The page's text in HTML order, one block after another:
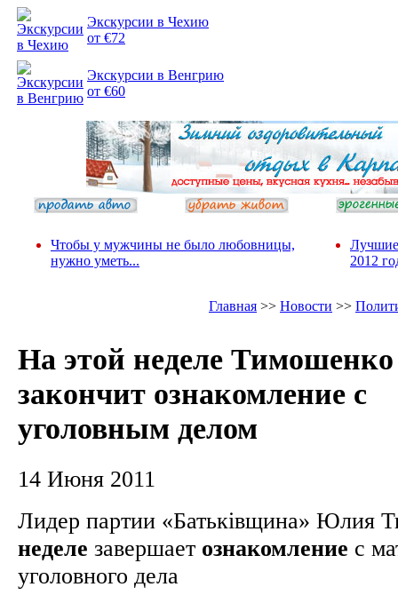
Экскурсии в Чехию
от €72
Экскурсии в Венгрию
от €60
Чтобы у мужчины не было любовницы,
нужно уметь...
Лучшие
2012
Главная >> Новости >>
На этой неделе Тимошенко
закончит ознакомление с
уголовным делом
14 Июня 2011
Лидер партии «Батьківщина» Юлия
неделе завершает ознакомление с
уголовного дела